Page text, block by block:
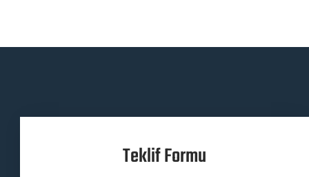
Teklif Formu